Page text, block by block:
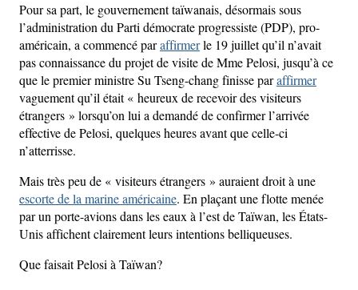
Pour sa part, le gouvernement taïwanais, désormais sous
l’administration du Parti démocrate progressiste (PDP), pro-
américain, a commencé paraffirmerle 19 juillet qu’il n’avait
pas connaissance du projet de visite de Mme Pelosi, jusqu’à ce
que le premier ministre Su Tseng-chang finisse paraffirmer
vaguement qu’il était « heureux de recevoir des visiteurs
étrangers » lorsqu’on lui a demandé de confirmer l’arrivée
effective de Pelosi, quelques heures avant que celle-ci
n’atterrisse.
Mais très peu de « visiteurs étrangers » auraient droit à une
escorte de la marine américaine. En plaçant une flotte menée
par un porte-avions dans les eaux à l’est de Taïwan, les États-
Unis affichent clairement leurs intentions belliqueuses.
Que faisait Pelosi à Taïwan?